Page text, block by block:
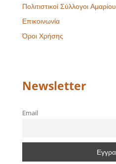
Πολιτιστικοί Σύλλογοι Αμαρίου
Επικοινωνία
Όροι Χρήσης
Newsletter
Email